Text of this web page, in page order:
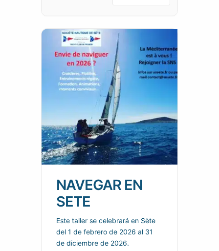
NAVEGAR EN
SETE
Este taller se celebrará en Sète
del 1 de febrero de 2026 al 31
de diciembre de 2026.